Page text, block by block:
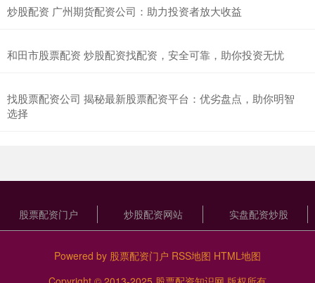
炒股配资 广州期货配资公司：助力投资者放大收益
和田市股票配资 炒股配资找配资，安全可靠，助你投资无忧
找股票配资公司 揭秘最新股票配资平台：优劣盘点，助你明智
选择
股票配资门户 炒股配资网站 实盘配资炒股
Powered by 股票配资门户 RSS地图 HTML地图